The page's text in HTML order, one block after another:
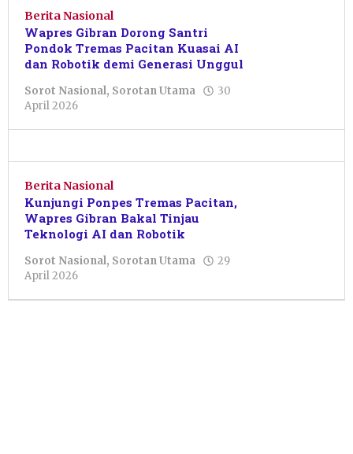
Berita Nasional
Wapres Gibran Dorong Santri
Pondok Tremas Pacitan Kuasai AI
dan Robotik demi Generasi Unggul
Sorot Nasional, Sorotan Utama
30
April 2026
Shalahuddin
Berita Nasional
Kunjungi Ponpes Tremas Pacitan,
Wapres Gibran Bakal Tinjau
Teknologi AI dan Robotik
Sorot Nasional, Sorotan Utama
29
April 2026
Primanto